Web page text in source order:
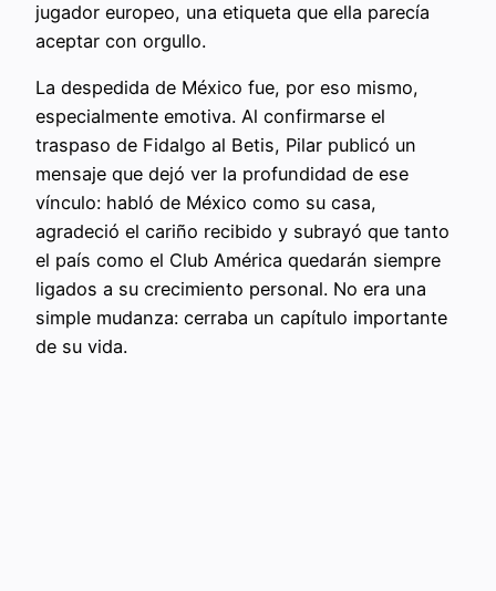
jugador europeo, una etiqueta que ella parecía
aceptar con orgullo.
La despedida de México fue, por eso mismo,
especialmente emotiva. Al confirmarse el
traspaso de Fidalgo al Betis, Pilar publicó un
mensaje que dejó ver la profundidad de ese
vínculo: habló de México como su casa,
agradeció el cariño recibido y subrayó que tanto
el país como el Club América quedarán siempre
ligados a su crecimiento personal. No era una
simple mudanza: cerraba un capítulo importante
de su vida.